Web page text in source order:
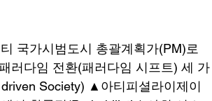
국가시범도시 총괄계획가(PM)로
러다임 전환(패러다임 시프트) 세 가
Society) ▲아티피셜라이제이